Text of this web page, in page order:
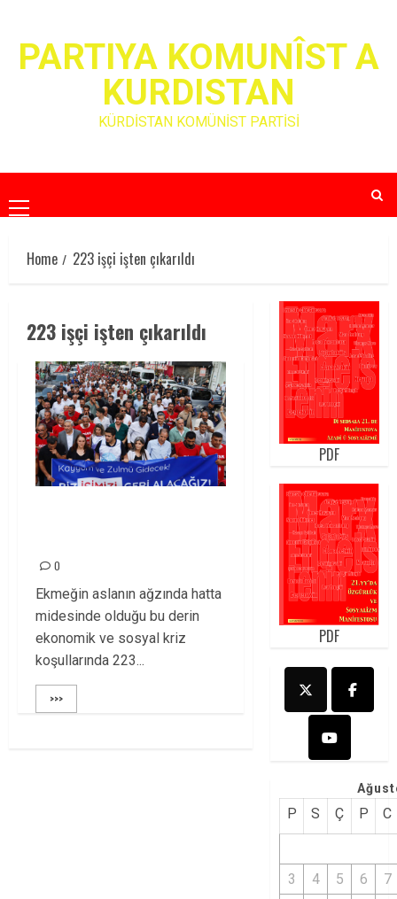
contentPARTIYA KOMUNÎST A
KURDISTAN
KÜRDİSTAN KOMÜNİST PARTİSİ
Primary
Menu
Home
223 işçi işten çıkarıldı
223 işçi işten çıkarıldı
0
Ekmeğin aslanın ağzında hatta
midesinde olduğu bu derin
ekonomik ve sosyal kriz
koşullarında 223...
>>>
PDF
PDF
P S Ç P C
3 4 5 6
7